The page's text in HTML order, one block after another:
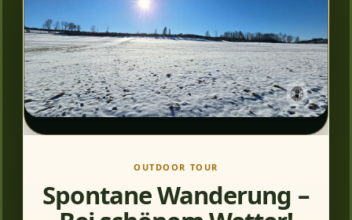
OUTDOOR TOUR
Spontane Wanderung –